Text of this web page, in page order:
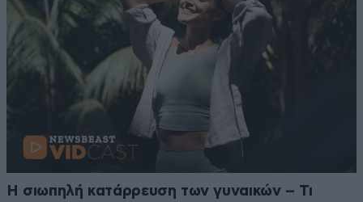
Η σιωπηλή κατάρρευση των γυναικών – Τι